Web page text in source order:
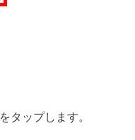
をタップします。